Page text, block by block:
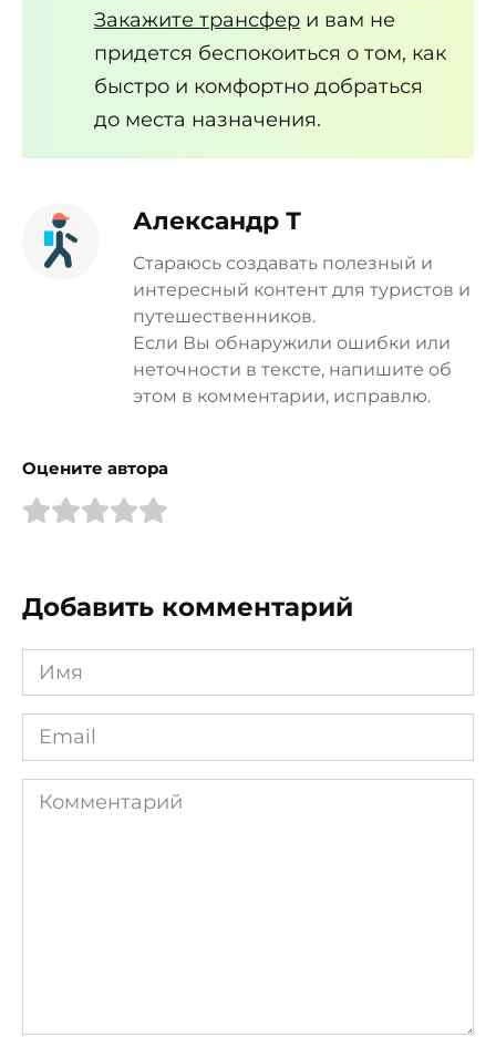
Закажите трансфер и вам не
придется беспокоиться о том, как
быстро и комфортно добраться
до места назначения.
Александр Т
Стараюсь создавать полезный и
интересный контент для туристов и
путешественников.
Если Вы обнаружили ошибки или
неточности в тексте, напишите об
этом в комментарии, исправлю.
Оцените автора
Добавить комментарий
Имя
*
Email
*
Комментарий